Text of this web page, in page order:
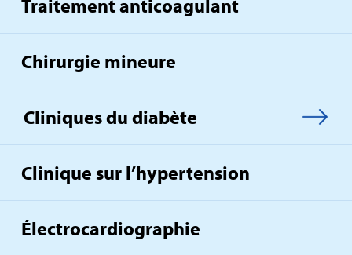
Traitement anticoagulant
Chirurgie mineure
Cliniques du diabète
Clinique sur l’hypertension
Électrocardiographie